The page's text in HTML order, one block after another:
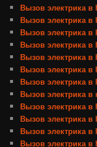
Вызов электрика в
Вызов электрика в
Вызов электрика в
Вызов электрика в
Вызов электрика в
Вызов электрика
Вызов электрика в
Вызов электрика
Вызов электрика в
Вызов электрика
Вызов электрика в
Вызов электрика в